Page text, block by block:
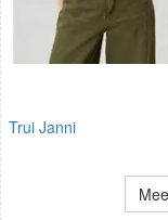
Trui Janni